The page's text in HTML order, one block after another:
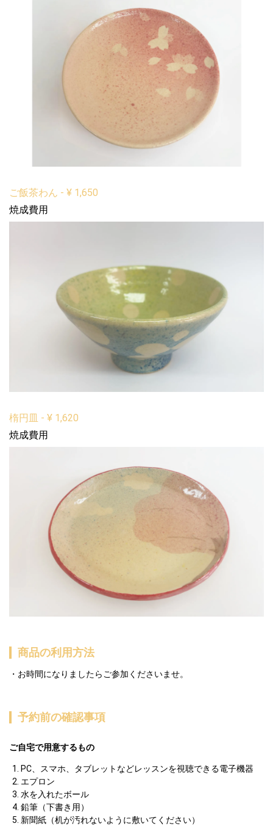
ご飯茶わん - ¥ 1,650
焼成費用
楕円皿 - ¥ 1,620
焼成費用
商品の利用方法
お時間になりましたらご参加くださいませ。
予約前の確認事項
ご自宅で用意するもの
PC、スマホ、タブレットなどレッスンを視聴できる電子機器
エプロン
水を入れたボール
鉛筆（下書き用）
新聞紙（机が汚れないように敷いてください）